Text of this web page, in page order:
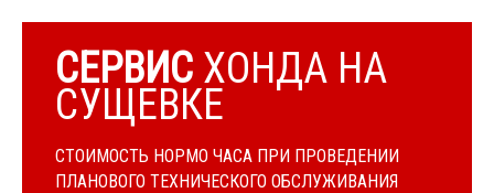
СЕРВИС ХОНДА НА
СУЩЕВКЕ
СТОИМОСТЬ НОРМО ЧАСА ПРИ ПРОВЕДЕНИИ
ПЛАНОВОГО ТЕХНИЧЕСКОГО ОБСЛУЖИВАНИЯ